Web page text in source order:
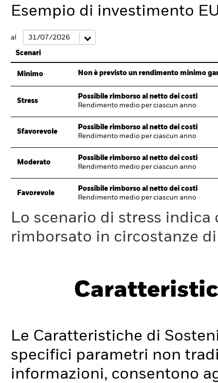
Esempio di investimento
al
Scenari
Minimo Non è previsto un rendimento minimo
Stress
Possibile rimborso al netto dei costi
Rendimento medio per ciascun anno
Sfavorevole
Possibile rimborso al netto dei costi
Rendimento medio per ciascun anno
Moderato
Possibile rimborso al netto dei costi
Rendimento medio per ciascun anno
Favorevole
Possibile rimborso al netto dei costi
Rendimento medio per ciascun anno
Lo scenario di stress
rimborsato in circostanze
Le Caratteristiche di
specifici parametri non
informazioni, consentono